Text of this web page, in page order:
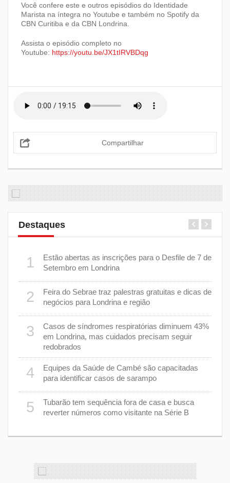
Você confere este e outros episódios do Identidade
Marista na íntegra no Youtube e também no Spotify da
CBN Curitiba e da CBN Londrina.
Assista o episódio completo no
Youtube: https://youtu.be/JX1tIRVBDqg
Compartilhar
Destaques
1
Estão abertas as inscrições para o Desfile de 7 de
Setembro em Londrina
2
Feira do Sebrae traz palestras gratuitas e dicas de
negócios para Londrina e região
3
Casos de síndromes respiratórias diminuem 43%
em Londrina, mas cuidados precisam seguir
redobrados
4
Equipes da Saúde de Cambé são capacitadas
para identificar casos de sarampo
5
Tubarão tem sequência fora de casa e busca
reverter números como visitante na Série B